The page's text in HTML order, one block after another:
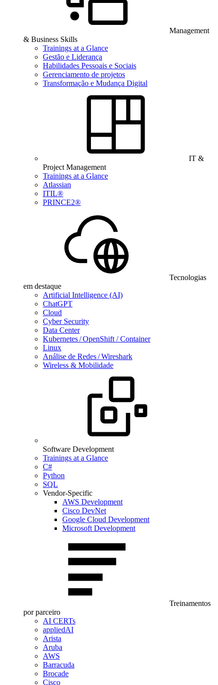
Management
& Business Skills
Trainings at a Glance
Gestão e Liderança
Habilidades Pessoais e Sociais
Gerenciamento de projetos
Transformação e Mudança Digital
IT &
Project Management
Trainings at a Glance
Atlassian
ITIL®
PRINCE2®
Tecnologias
em destaque
Artificial Intelligence (AI)
ChatGPT
Cloud
Cyber Security
Data Center
Kubernetes / OpenShift / Container
Linux
Análise de Redes / Wireshark
Wireless & Mobilidade
Software Development
Trainings at a Glance
C#
Python
SQL
Vendor-Specific
AWS Development
Cisco DevNet
Google Cloud Development
Microsoft Development
Treinamentos
por parceiro
AI CERTs
appliedAI
Arista
Aruba
AWS
Barracuda
Brocade
Cisco